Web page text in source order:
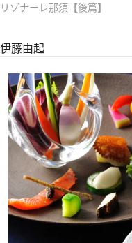
リゾナーレ那須【後篇】
伊藤由起